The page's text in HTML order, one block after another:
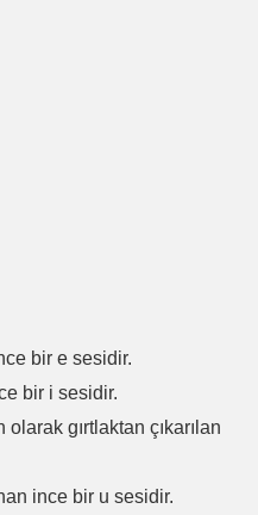
bir e sesidir.
bir i sesidir.
olarak gırtlaktan çıkarılan
ince bir u sesidir.